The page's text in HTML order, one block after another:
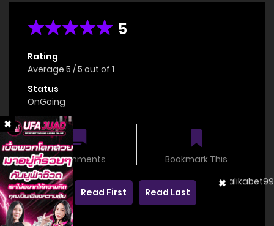
5
Rating
Average 5 /5 out of 1
Status
OnGoing
0 comments Bookmark This
Read First Read Last